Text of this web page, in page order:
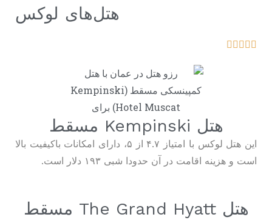
هتل‌های لوکس
هتل Kempinski مسقط
این هتل لوکس با امتیاز ۴.۷ از ۵، دارای امکانات باکیفیت بالا
است و هزینه اقامت در آن حدودا شبی ۱۹۳ دلار است.
هتل The Grand Hyatt مسقط